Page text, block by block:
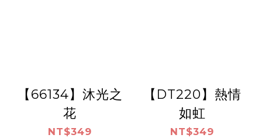
【66134】沐光之
花
NT$349
【DT220】熱情
如虹
NT$349